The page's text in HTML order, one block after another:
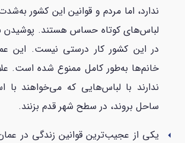
ندارد، اما مردم و قوانین این کشور
لباس‌های کوتاه حساس هستند. پوشیدن
در این کشور کار درستی نیست. این
خانم‌ها به‌طور کامل ممنوع شده است.
ندارند با لباس‌هایی که می‌خواهند با
ساحل بروند، در سطح شهر قدم بزنند.
arrow_left
یکی از عجیب‌ترین قوانین زندگی در